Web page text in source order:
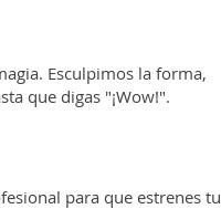
Esculpimos la forma,
que digas "¡Wow!".
para que estrenes tu